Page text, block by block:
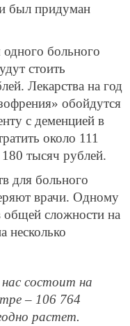
был придуман
одного больного
стоить
Лекарства на год
обойдутся
с деменцией в
около 111
тысяч рублей.
для больного
врачи. Одному
общей сложности на
несколько
состоит на
– 106 764
растет.